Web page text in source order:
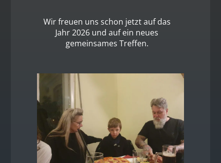
Wir freuen uns schon jetzt auf das
Jahr 2026 und auf ein neues
gemeinsames Treffen.